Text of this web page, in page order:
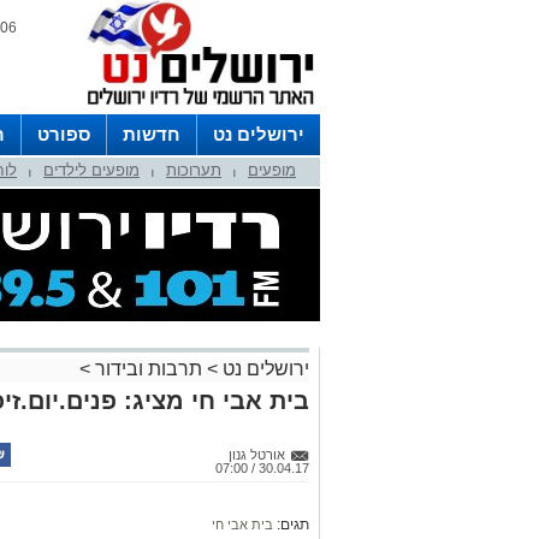
06 אוגוסט 2026 / 06:14
ירושלים נט חדשות ספורט
לפרסום ברדיו צרו קשר
לוח מופעים תערוכות מופעים לילדים
ירושלים נט > תרבות ובידור >
בית אבי חי מציג:
אורטל גנון
30.04.17 / 07:00
תגים: בית אבי חי